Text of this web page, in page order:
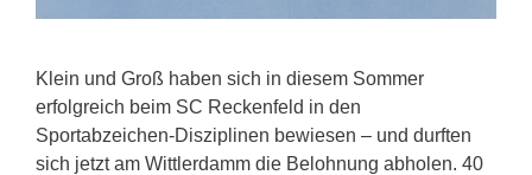
Klein und Groß haben sich in diesem Sommer
erfolgreich beim SC Reckenfeld in den
Sportabzeichen-Disziplinen bewiesen – und durften
sich jetzt am Wittlerdamm die Belohnung abholen. 40